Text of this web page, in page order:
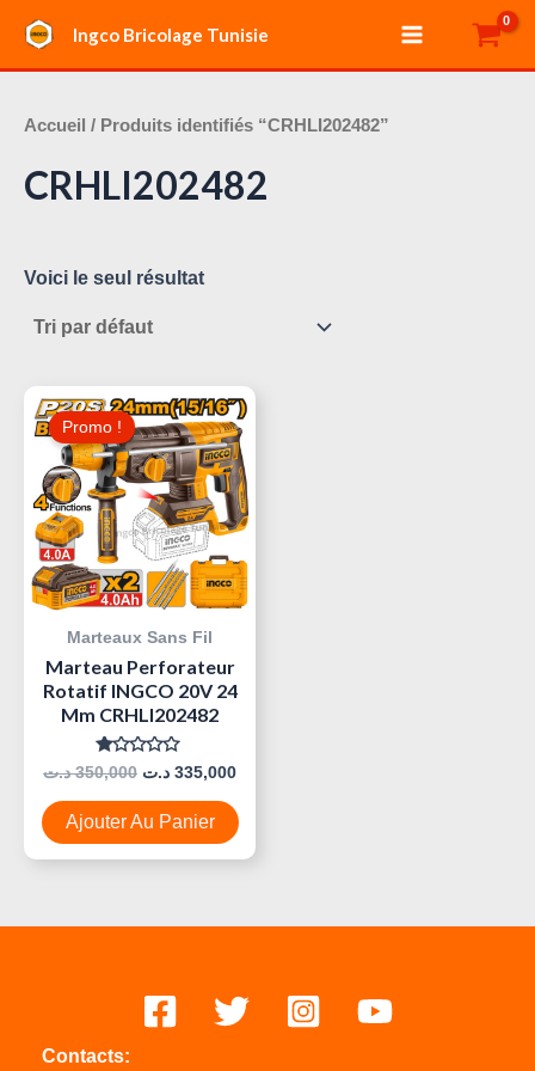
contenu
Ingco Bricolage Tunisie
Main
Menu
Accueil / Produits identifiés “CRHLI202482”
CRHLI202482
Voici le seul résultat
Promo !
Marteaux Sans Fil
Marteau Perforateur
Rotatif INGCO 20V 24
Mm CRHLI202482
Note
0
Sur
5
350,000 د.ت
Prix
Initial
Était :
350,000 د.ت.
335,000 د.ت
Le
Prix
Actuel
Est :
Ajouter Au Panier
Contacts: